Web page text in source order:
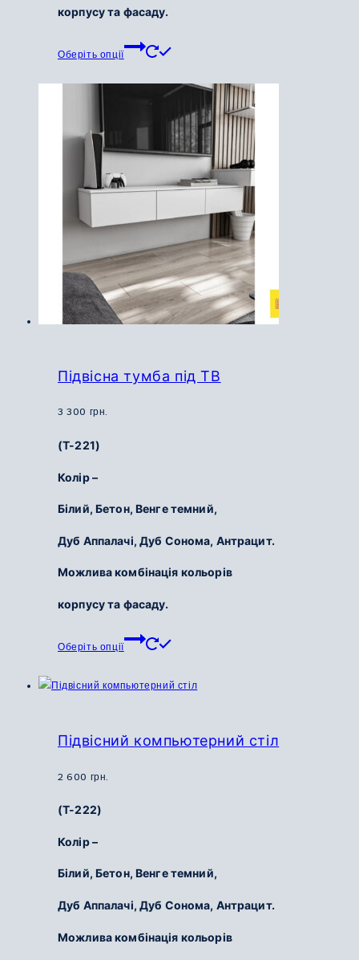
корпусу та фасаду.
Оберіть опції
має
варіантів.
Параметри
можна
вибрати
сторінці
товару
Підвісна тумба під ТВ
3 300 грн.
(Т-221)
Колір –
Білий, Бетон, Венге темний,
Дуб Аппалачі, Дуб Сонома, Антрацит.
Можлива комбінація кольорів
корпусу та фасаду.
Оберіть опції
кілька
Підвісний компьютерний стіл
2 600 грн.
(Т-222)
Колір –
Білий, Бетон, Венге темний,
Дуб Аппалачі, Дуб Сонома, Антрацит.
Можлива комбінація кольорів